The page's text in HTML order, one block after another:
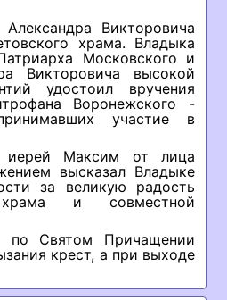
Викторовича
храма. Владыка
Московского и
Викторовича высокой
удостоил вручения
Воронежского -
участие в
иерей Максим от лица
высказал Владыке
за великую радость
храма и совместной
по Святом Причащении
крест, а при выходе